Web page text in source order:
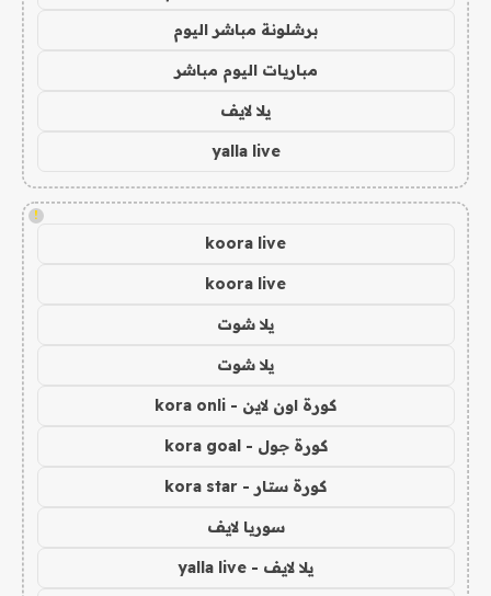
برشلونة مباشر اليوم
مباريات اليوم مباشر
يلا لايف
yalla live
!
koora live
koora live
يلا شوت
يلا شوت
كورة اون لاين - kora onli
كورة جول - kora goal
كورة ستار - kora star
سوريا لايف
يلا لايف - yalla live